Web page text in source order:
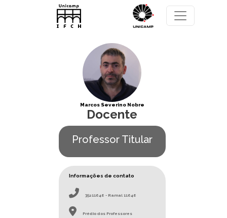
Pular para o conteúdo principal
Marcos Severino Nobre
Docente
Professor Titular
Informações de contato
35211646 - Ramal 11646
Prédio dos Professores